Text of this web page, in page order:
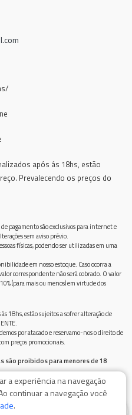
após ás 18hs, estão
Prevalecendo os preços do
pagamento são exclusivos para internet e
sem aviso prévio.
físicas, podendo ser utilizadas em uma
em nosso estoque. Caso ocorra a
correspondente não será cobrado. O valor
(para mais ou menos) em virtude dos
18hs, estão sujeitos a sofrer alteração de
por atacado e reservamo-nos o direito de
preços promocionais.
são proibidos para menores de 18
e, em excesso, provoca graves males à saúde.
a experiência na navegação
continuar a navegação você
.